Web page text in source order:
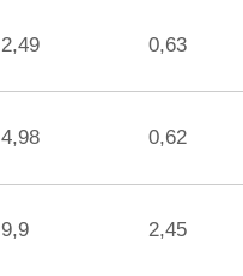
2,49 0,63
4,98 0,62
9,9 2,45